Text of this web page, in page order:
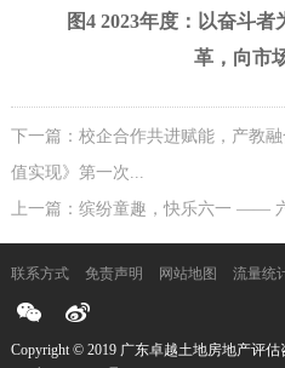
图4 2023年度：以奋斗
革，向市
下一篇：校企合作共进赋能，产教
值实现》第一次...
上一篇：缤纷童趣，快乐六一 ——
联系方式 免责声明 网站地图 流量统
Copyright © 2019 广东卓越土地房地产评估